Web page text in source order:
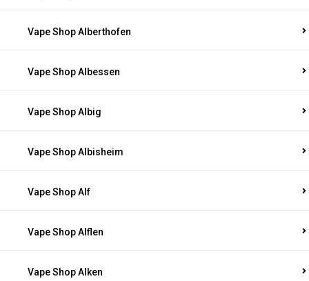
Vape Shop Alberthofen
Vape Shop Albessen
Vape Shop Albig
Vape Shop Albisheim
Vape Shop Alf
Vape Shop Alflen
Vape Shop Alken